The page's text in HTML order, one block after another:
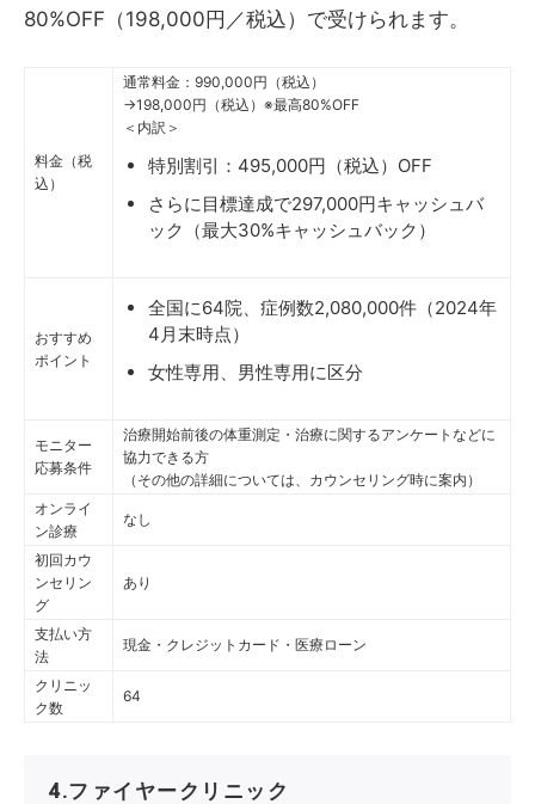
80%OFF（198,000円／税込）で受けられます。
料金（税
込）
通常料金：990,000円（税込）
→198,000円（税込）※最高80%OFF
＜内訳＞
特別割引：495,000円（税込）OFF
さらに目標達成で297,000円キャッシュバ
ック（最大30%キャッシュバック）
おすすめ
ポイント
全国に64院、症例数2,080,000件（2024年
4月末時点）
女性専用、男性専用に区分
モニター
応募条件
治療開始前後の体重測定・治療に関するアンケートなどに
協力できる方
（その他の詳細については、カウンセリング時に案内）
オンライ
ン診療
なし
初回カウ
ンセリン
グ
あり
支払い方
法
現金・クレジットカード・医療ローン
クリニッ
ク数
64
4.ファイヤークリニック